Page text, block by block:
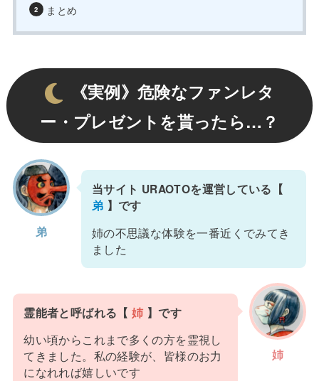
まとめ
《実例》危険なファンレタ
ー・プレゼントを貰ったら…？
弟
当サイト URAOTOを運営している【
弟 】です
姉の不思議な体験を一番近くでみてき
ました
姉
霊能者と呼ばれる【姉 】です
幼い頃からこれまで多くの方を霊視し
てきました。私の経験が、皆様のお力
になれれば嬉しいです